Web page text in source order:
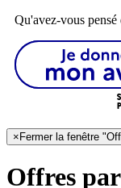
Qu'avez-vous
×Fermer la fenêtre
Offres